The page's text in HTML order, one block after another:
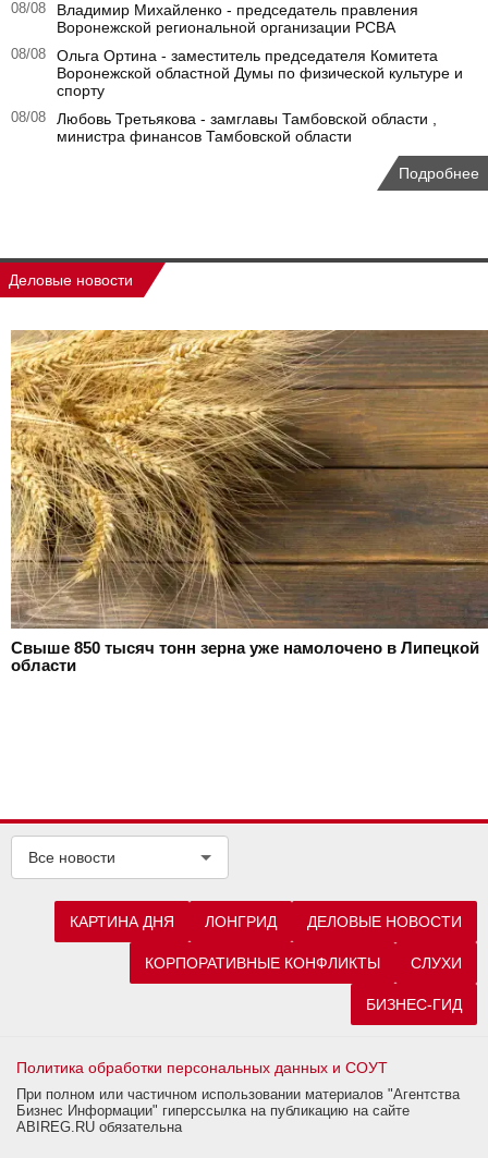
08/08
Владимир Михайленко - председатель правления
Воронежской региональной организации РСВА
08/08
Ольга Ортина - заместитель председателя Комитета
Воронежской областной Думы по физической культуре и
спорту
08/08
Любовь Третьякова - замглавы Тамбовской области ,
министра финансов Тамбовской области
Подробнее
Деловые новости
Свыше 850 тысяч тонн зерна уже намолочено в Липецкой
области
Все новости
КАРТИНА ДНЯ ЛОНГРИД ДЕЛОВЫЕ НОВОСТИ
КОРПОРАТИВНЫЕ КОНФЛИКТЫ СЛУХИ
БИЗНЕС-ГИД
Политика обработки персональных данных и СОУТ
При полном или частичном использовании материалов "Агентства
Бизнес Информации" гиперссылка на публикацию на сайте
ABIREG.RU обязательна